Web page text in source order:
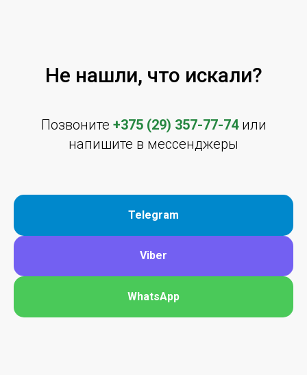
Не нашли, что искали?
Позвоните +375 (29) 357-77-74 или
напишите в мессенджеры
Telegram
Viber
WhatsApp